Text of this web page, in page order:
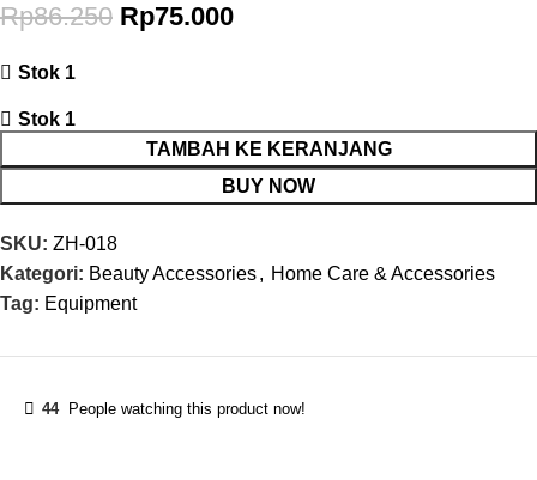
Rp86.250 Rp75.000
Stok 1
Stok 1
TAMBAH KE KERANJANG
BUY NOW
SKU: ZH-018
Kategori: Beauty Accessories, Home Care & Accessories
Tag: Equipment
44 People watching this product now!